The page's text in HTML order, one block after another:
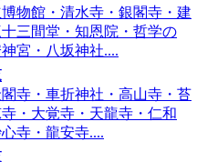
物館・清水寺・銀閣寺・建
三間堂・知恩院・哲学の
宮・八坂神社....
寺・車折神社・高山寺・苔
・大覚寺・天龍寺・仁和
寺・龍安寺....